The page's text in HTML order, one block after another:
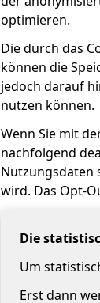
optimieren.
Die durch das
können die
jedoch darauf
nutzen können.
Wenn Sie mit
nachfolgend
Nutzungsdaten
wird. Das Opt-
Die
Um
Erst dann